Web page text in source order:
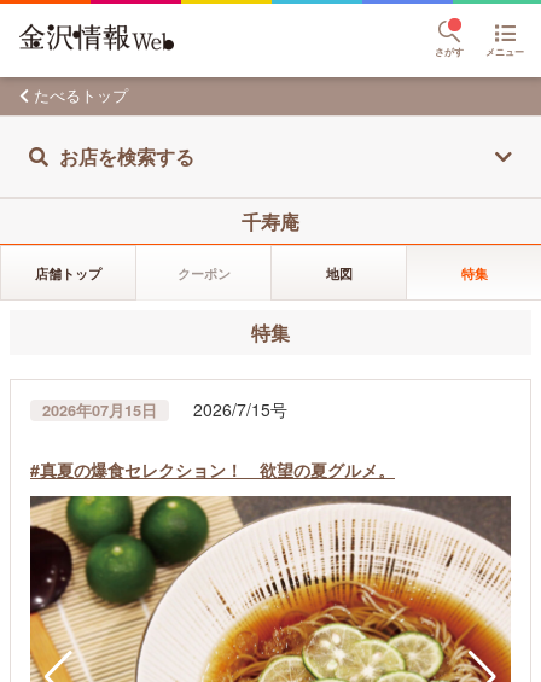
さがす メニュー
たべるトップ
お店を検索する
千寿庵
店舗トップ クーポン 地図 特集
特集
2026年07月15日 2026/7/15号
#真夏の爆食セレクション！ 欲望の夏グルメ。